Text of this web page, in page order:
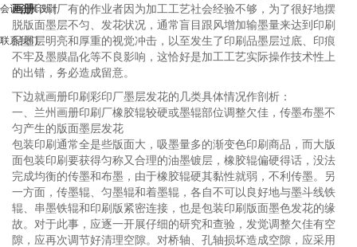
会议会展设计
联系我们
画册印刷厂有的作业者因为加工工艺社会经验不够，为了很好地摆
脱版面墨层不匀、发花状况，通常盲目跟风增加输墨量来达到印刷
品墨层明亮和厚重的视觉冲击，以至发生了印刷品墨层过底、印痕
不牢及墨膜晶化等不良影响，这恰好是加工工艺实际操作技术性上
的出错，务必造成留意。
下边就画册印刷彩印厂墨层发花的几类具体情况作剖析：
一、兰州画册印刷厂橡胶辊较硬或墨辊部位调整欠佳，传墨布墨不
匀产生的版面墨层发花
包装印刷通常全是些版面大，吸墨量多的渐变色印刷商品，而大版
面包装印刷要获得匀称又合理的油墨镀层，橡胶辊偏硬得话，没法
完成均衡的传墨和布墨，由于橡胶辊硬其黏性就弱，不利传墨。另
一方面，传墨辊、匀墨辊和着墨辊，各自不可以良好地与墨斗线铁
辊、串墨铁辊和印刷版紧密连接，也是包装印刷版面墨色发花的缘
故。对于此事，应逐一开展仔细的研究和查验，发觉调整欠佳有空
隙，应再次调节好清理空隙。对桥轴、孔轴损坏造成空隙，应采用